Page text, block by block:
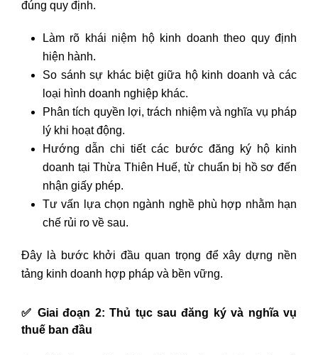
đúng quy định.
Làm rõ khái niệm hộ kinh doanh theo quy định
hiện hành.
So sánh sự khác biệt giữa hộ kinh doanh và các
loại hình doanh nghiệp khác.
Phân tích quyền lợi, trách nhiệm và nghĩa vụ pháp
lý khi hoạt động.
Hướng dẫn chi tiết các bước đăng ký hộ kinh
doanh tại Thừa Thiên Huế, từ chuẩn bị hồ sơ đến
nhận giấy phép.
Tư vấn lựa chọn ngành nghề phù hợp nhằm hạn
chế rủi ro về sau.
Đây là bước khởi đầu quan trọng để xây dựng nền
tảng kinh doanh hợp pháp và bền vững.
✅ Giai đoạn 2: Thủ tục sau đăng ký và nghĩa vụ
thuế ban đầu